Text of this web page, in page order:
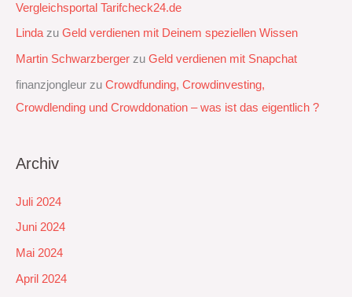
Vergleichsportal Tarifcheck24.de
Lindazu Geld verdienen mit Deinem speziellen Wissen
Martin Schwarzberger zu Geld verdienen mit Snapchat‭
finanzjongleur zu Crowdfunding, Crowdinvesting,
Crowdlending und Crowddonation – was ist das eigentlich ?
Archiv
Juli 2024
Juni 2024
Mai 2024
April 2024